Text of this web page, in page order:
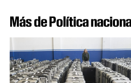
Más de Política